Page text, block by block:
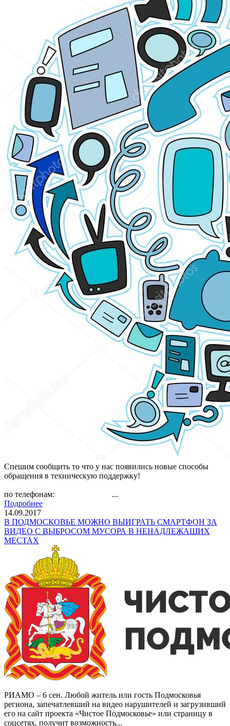
Спешим сообщить то что у нас появились новые способы
обращения в техническую поддержку!
по телефонам: ...
Подробнее
14.09.2017
В ПОДМОСКОВЬЕ МОЖНО ВЫИГРАТЬ СМАРТФОН ЗА
ВИДЕО С ВЫБРОСОМ МУСОРА В НЕНАДЛЕЖАЩИХ
МЕСТАХ
РИАМО – 6 сен. Любой житель или гость Подмосковья
региона, запечатлевший на видео нарушителей и загрузивший
его на сайт проекта «Чистое Подмосковье» или страницу в
соцсетях, получит возможность...